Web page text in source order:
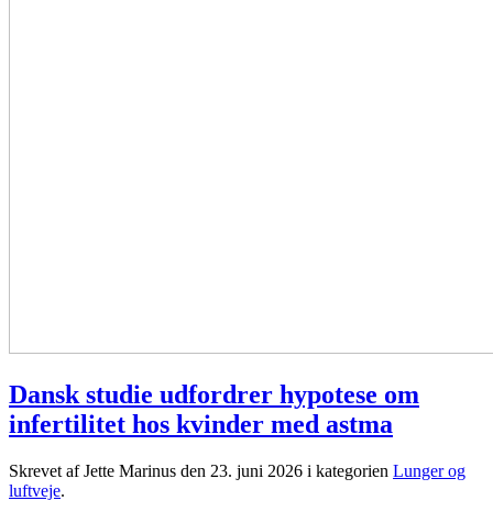
Dansk studie udfordrer hypotese om
infertilitet hos kvinder med astma
Skrevet af Jette Marinus den 23. juni 2026 i kategorien Lunger og
luftveje.